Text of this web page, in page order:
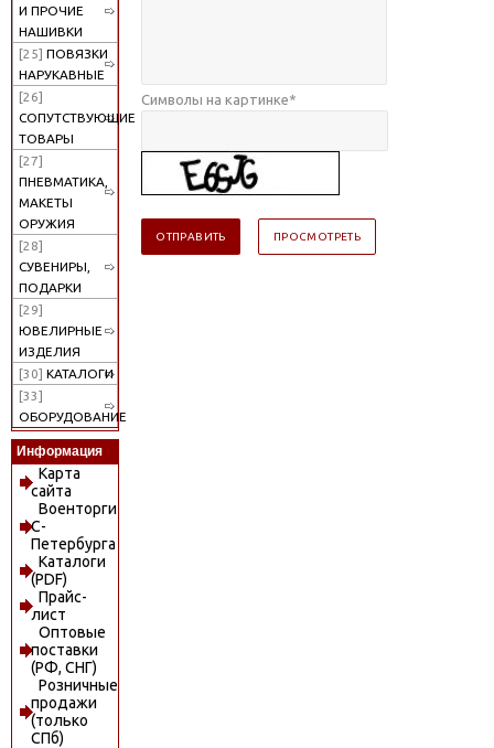
И ПРОЧИЕ
НАШИВКИ
[25] ПОВЯЗКИ
НАРУКАВНЫЕ
[26]
СОПУТСТВУЮЩИЕ
ТОВАРЫ
[27]
ПНЕВМАТИКА,
МАКЕТЫ
ОРУЖИЯ
[28]
СУВЕНИРЫ,
ПОДАРКИ
[29]
ЮВЕЛИРНЫЕ
ИЗДЕЛИЯ
[30] КАТАЛОГИ
[33]
ОБОРУДОВАНИЕ
Информация
Карта
сайта
Военторги
С-
Петербурга
Каталоги
(PDF)
Прайс-
лист
Оптовые
поставки
(РФ, СНГ)
Розничные
продажи
(только
СПб)
Символы на картинке*